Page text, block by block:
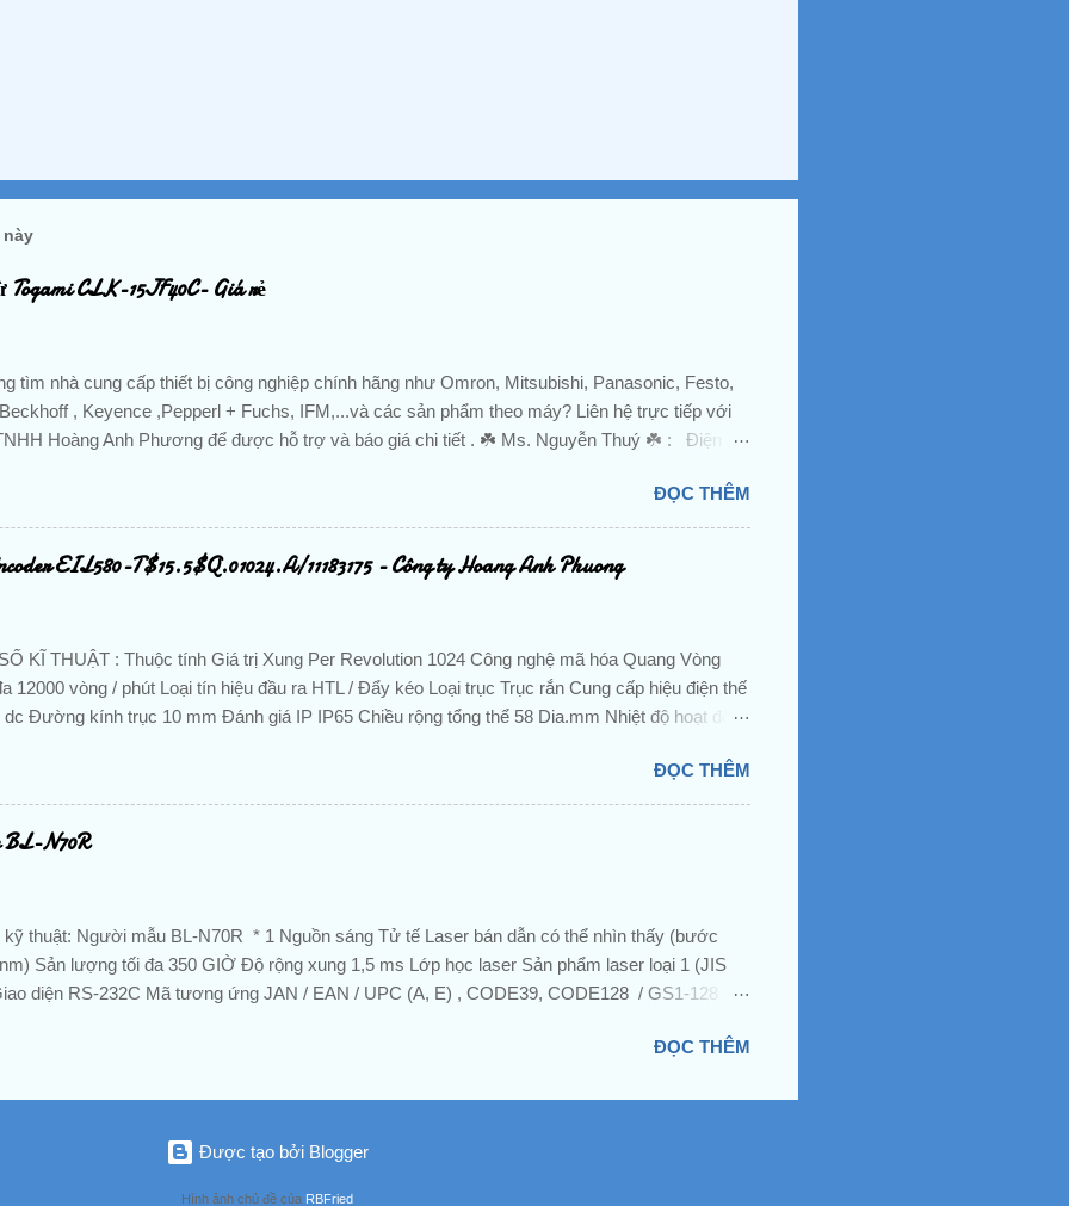
CLK-15JF40C- Giá rẻ
tìm nhà cung cấp thiết bị công nghiệp chính hãng như Omron, Mitsubishi, Panasonic, Festo,
, Keyence ,Pepperl + Fuchs, IFM,...và các sản phẩm theo máy? Liên hệ trực tiếp với
Hoàng Anh Phương để được hỗ trợ và báo giá chi tiết . ☘️ Ms. Nguyễn Thuý ☘️ : Điện
Website: hoanganhphuong.com CÔNG TY TNHH HOÀNG ANH
-VP: 23 Đường D - Khu đô thị TTHC TP Dĩ An, KP. Nhị Đồng 2, P. Dĩ An, TP. Dĩ An, Tỉnh Bình
Nam Tu Dong Hoa, DienTu, Thiet Bi Dien, Gia Re, Chinh Hang, Nhap Khau, Gia Tot, PLC,
Cam Bien, Sensor, Bo Dieu Khien, Dong Co, Servo, Bo Giam Toc, Dau Do, Khoi Mo Rong, Role,
ĐỌC THÊM
EIL580-T$15.5$Q.01024.A/11183175 - Công ty Hoang Anh Phuong
KĨ THUẬT : Thuộc tính Giá trị Xung Per Revolution 1024 Công nghệ mã hóa Quang Vòng
12000 vòng / phút Loại tín hiệu đầu ra HTL / Đẩy kéo Loại trục Trục rắn Cung cấp hiệu điện thế
Đường kính trục 10 mm Đánh giá IP IP65 Chiều rộng tổng thể 58 Dia.mm Nhiệt độ hoạt động
/> 160 kHz, <lteq /> 300 kHz Kiểu kết nối Đầu nối mặt bích M23 HÌNH ẢNH : ☘ ️ ☘ ️ Để được
hỗ trợ liên hệ ngay ☘ ️ ☘ ️ : CÔNG TY TNHH NATATECH -VP: Số 15, đường E, Khu chung cư
Phú Đông, đường Trần Thị Vững, Bình Đường 3, P. An Bình , TX. Dĩ An, Tỉnh Bình Dương 👨
Hưng 📞 Tel : 088 829 7586 📱 Zalo : 088 829 7586 📧 Email :
ĐỌC THÊM
BL-N70R
kỹ thuật: Người mẫu BL-N70R * 1 Nguồn sáng Tử tế Laser bán dẫn có thể nhìn thấy (bước
Sản lượng tối đa 350 GIỜ Độ rộng xung 1,5 ms Lớp học laser Sản phẩm laser loại 1 (JIS
diện RS-232C Mã tương ứng JAN / EAN / UPC (A, E) , CODE39, CODE128 / GS1-128
mm trở lên Khoảng cách đọc 0 đến 178 mm (khi chiều rộng hẹp là 0,66 mm) Cái gì 0,35 trở
Kháng môi trường Chiếu sáng xung quanh 4.800 lux Không khí sử dụng Không nên có bụi
ăn mòn Nhiệt độ môi trường 0 đến +40 ° C Độ ẩm xung quanh 35 đến 85% rh Hình ảnh:...
ĐỌC THÊM
Được tạo bởi Blogger
Hình ảnh chủ đề của RBFried